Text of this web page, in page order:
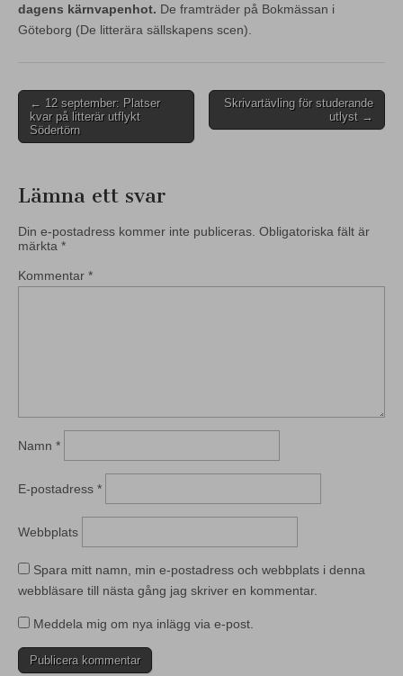
dagens kärnvapenhot. De framträder på Bokmässan i
Göteborg (De litterära sällskapens scen).
Post
navigation
← 12 september: Platser
kvar på litterär utflykt
Södertörn
Skrivartävling för studerande
utlyst →
Lämna ett svar
Din e-postadress kommer inte publiceras. Obligatoriska fält är
märkta *
Kommentar *
Namn *
E-postadress *
Webbplats
Spara mitt namn, min e-postadress och webbplats i denna
webbläsare till nästa gång jag skriver en kommentar.
Meddela mig om nya inlägg via e-post.